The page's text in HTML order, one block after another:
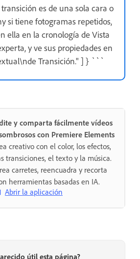
es de una sola cara o
si tiene fotogramas repetidos,
ella en la cronología de Vista
y ve sus propiedades en
Transición." ] } ```
y comparta fácilmente vídeos
con Premiere Elements
creativo con el color, los efectos,
transiciones, el texto y la música.
carretes, reencuadra y recorta
herramientas basadas en IA.
Abrir la aplicación
útil esta página?